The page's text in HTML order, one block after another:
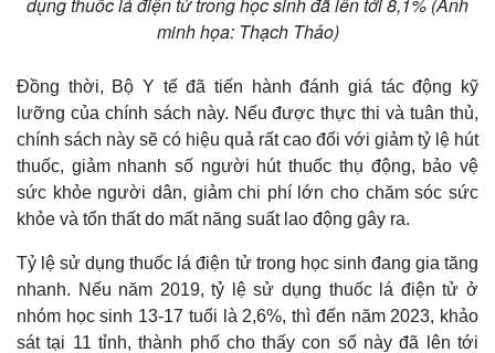
minh họa: Thạch Thảo)
Đồng thời, Bộ Y tế đã tiến hành đánh giá tác động kỹ
lưỡng của chính sách này. Nếu được thực thi và tuân thủ,
chính sách này sẽ có hiệu quả rất cao đối với giảm tỷ lệ hút
thuốc, giảm nhanh số người hút thuốc thụ động, bảo vệ
sức khỏe người dân, giảm chi phí lớn cho chăm sóc sức
khỏe và tổn thất do mất năng suất lao động gây ra.
Tỷ lệ sử dụng thuốc lá điện tử trong học sinh đang gia tăng
nhanh. Nếu năm 2019, tỷ lệ sử dụng thuốc lá điện tử ở
nhóm học sinh 13-17 tuổi là 2,6%, thì đến năm 2023, khảo
sát tại 11 tỉnh, thành phố cho thấy con số này đã lên tới